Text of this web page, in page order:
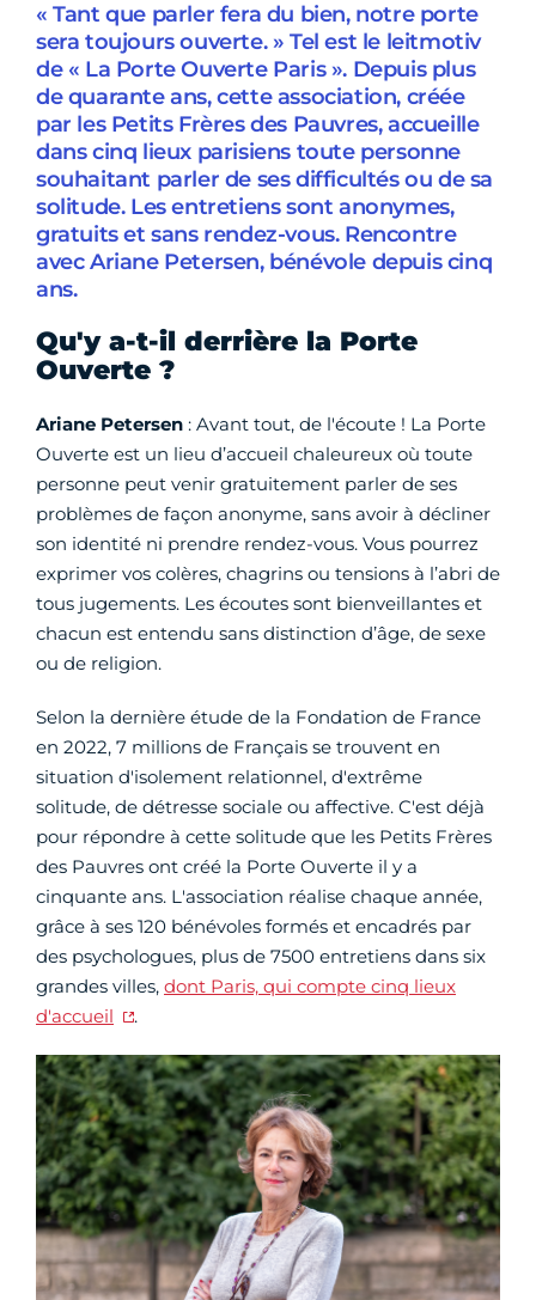
« Tant que parler fera du bien, notre porte
sera toujours ouverte. » Tel est le leitmotiv
de « La Porte Ouverte Paris ». Depuis plus
de quarante ans, cette association, créée
par les Petits Frères des Pauvres, accueille
dans cinq lieux parisiens toute personne
souhaitant parler de ses difficultés ou de sa
solitude. Les entretiens sont anonymes,
gratuits et sans rendez-vous. Rencontre
avec Ariane Petersen, bénévole depuis cinq
ans.
Qu'y a-t-il derrière la Porte
Ouverte ?
Ariane Petersen : Avant tout, de l'écoute ! La Porte
Ouverte est un lieu d’accueil chaleureux où toute
personne peut venir gratuitement parler de ses
problèmes de façon anonyme, sans avoir à décliner
son identité ni prendre rendez-vous. Vous pourrez
exprimer vos colères, chagrins ou tensions à l’abri de
tous jugements. Les écoutes sont bienveillantes et
chacun est entendu sans distinction d’âge, de sexe
ou de religion.
Selon la dernière étude de la Fondation de France
en 2022, 7 millions de Français se trouvent en
situation d'isolement relationnel, d'extrême
solitude, de détresse sociale ou affective. C'est déjà
pour répondre à cette solitude que les Petits Frères
des Pauvres ont créé la Porte Ouverte il y a
cinquante ans. L'association réalise chaque année,
grâce à ses 120 bénévoles formés et encadrés par
des psychologues, plus de 7500 entretiens dans six
grandes villes, dont Paris, qui compte cinq lieux
d'accueil
.